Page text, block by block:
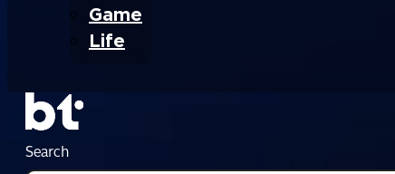
Game
Life
Search